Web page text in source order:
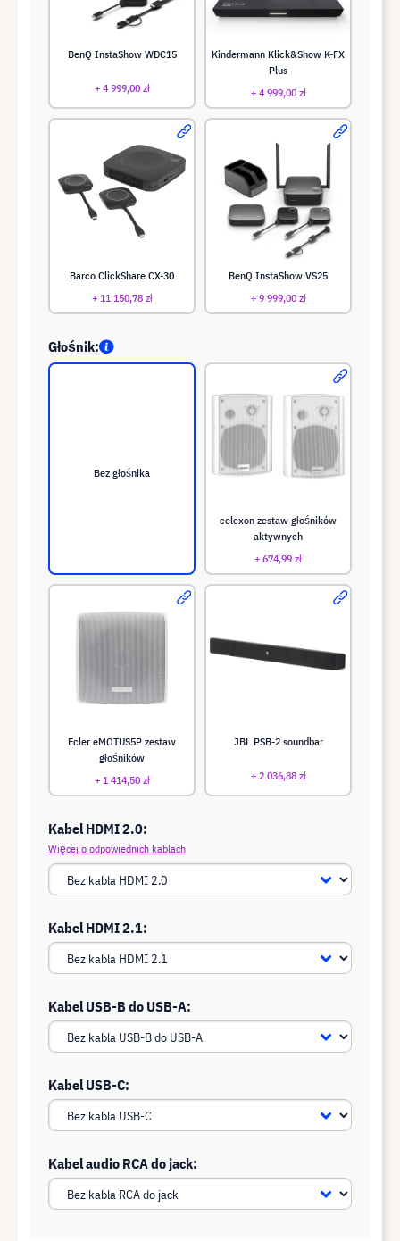
BenQ InstaShow WDC15
+ 4 999,00 zł
Kindermann Klick&Show K-FX
Plus
+ 4 999,00 zł
Barco ClickShare CX-30
+ 11 150,78 zł
BenQ InstaShow VS25
+ 9 999,00 zł
Głośnik:
Bez głośnika
celexon zestaw głośników
aktywnych
+ 674,99 zł
Ecler eMOTUS5P zestaw
głośników
+ 1 414,50 zł
JBL PSB-2 soundbar
+ 2 036,88 zł
Kabel HDMI 2.0:
Więcej o odpowiednich kablach
Kabel HDMI 2.1:
Kabel USB-B do USB-A:
Kabel USB-C:
Kabel audio RCA do jack: